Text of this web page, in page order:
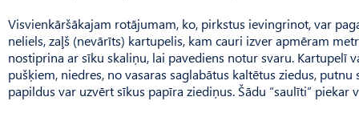
Visvienkāršākajam rotājumam, ko, pirkstus ievingrinot, var
neliels, zaļš (nevārīts) kartupelis, kam cauri izver apmēram
nostiprina ar sīku skaliņu, lai pavediens notur svaru. Kartupelī
pušķiem, niedres, no vasaras saglabātus kaltētus ziedus,
papildus var uzvērt sīkus papīra ziediņus. Šādu “saulīti” piekar